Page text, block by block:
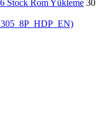
Stock Rom Yükleme 30